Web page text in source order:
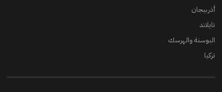
أذربيجان
تايلاند
البوسنة والهرسك
تركيا